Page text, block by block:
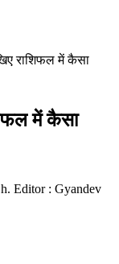
राशिफल में कैसा
में कैसा
Editor : Gyandev